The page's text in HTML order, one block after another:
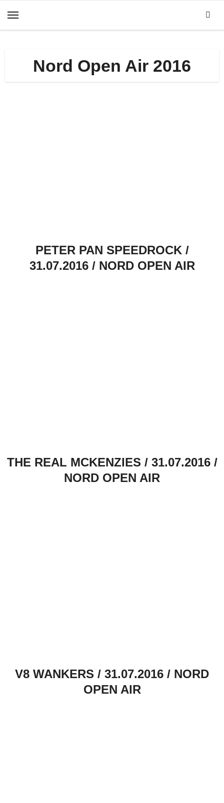
Inhalt
Nord Open Air 2016
PETER PAN SPEEDROCK /
31.07.2016 / NORD OPEN AIR
THE REAL MCKENZIES / 31.07.2016 /
NORD OPEN AIR
V8 WANKERS / 31.07.2016 / NORD
OPEN AIR